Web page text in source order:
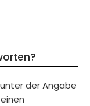
der Angabe